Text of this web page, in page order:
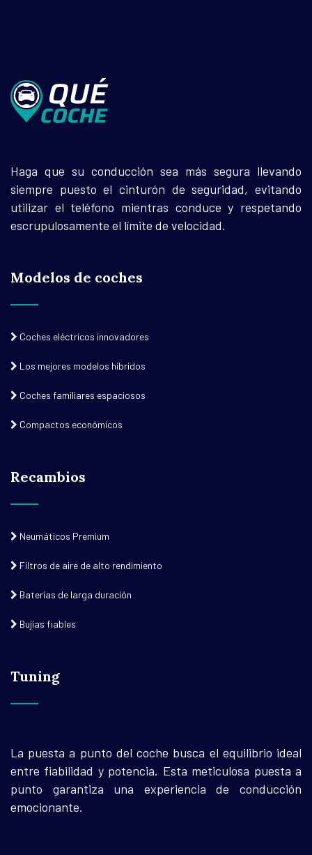
Haga que su conducción sea más segura llevando
siempre puesto el cinturón de seguridad, evitando
utilizar el teléfono mientras conduce y respetando
escrupulosamente el límite de velocidad.
Modelos de coches
Coches eléctricos innovadores
Los mejores modelos híbridos
Coches familiares espaciosos
Compactos económicos
Recambios
Neumáticos Premium
Filtros de aire de alto rendimiento
Baterías de larga duración
Bujías fiables
Tuning
La puesta a punto del coche busca el equilibrio ideal
entre fiabilidad y potencia. Esta meticulosa puesta a
punto garantiza una experiencia de conducción
emocionante.